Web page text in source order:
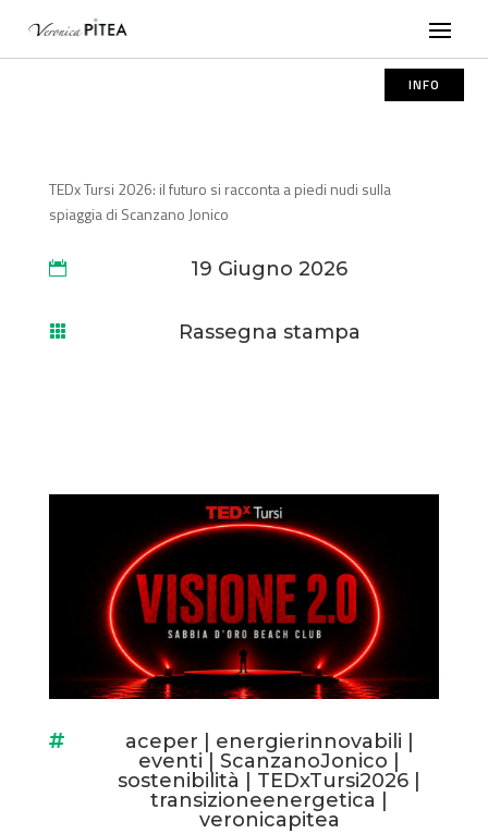
INFO
TEDx Tursi 2026: il futuro si racconta a piedi nudi sulla
spiaggia di Scanzano Jonico
 19 Giugno 2026
 Rassegna stampa
 aceper energierinnovabili
eventi |ScanzanoJonico
sostenibilità
TEDxTursi2026
transizioneenergetica
veronicapitea